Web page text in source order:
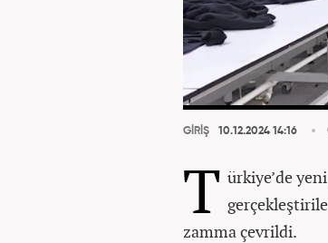
GİRİŞ 10.12.2024 14:16
T ürkiye’de
zamma çevrildi.